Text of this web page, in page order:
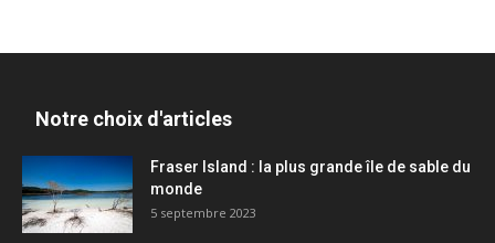
Notre choix d'articles
Fraser Island : la plus grande île de sable du
monde
5 septembre 2023